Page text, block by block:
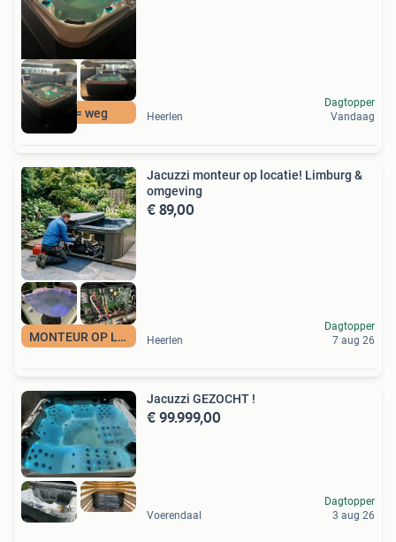
weg = weg Heerlen
Dagtopper
Vandaag
MONTEUR OP LOCATIE
Jacuzzi monteur op locatie! Limburg &
omgeving
€ 89,00
Heerlen
Dagtopper
7 aug 26
Jacuzzi GEZOCHT !
€ 99.999,00
Voerendaal
Dagtopper
3 aug 26